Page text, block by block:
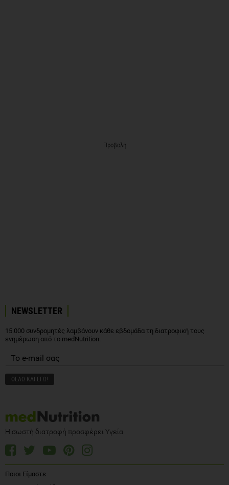
Προβολή
NEWSLETTER
15.000 συνδρομητές λαμβάνουν κάθε εβδομάδα τη διατροφική τους
ενημέρωση από το medNutrition.
Η σωστή διατροφή προσφέρει Υγεία
Ποιοι Είμαστε